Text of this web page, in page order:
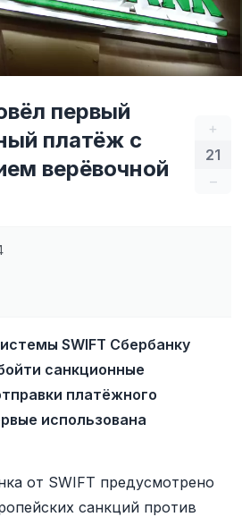
+
21
–
первый
платёж с
верёвочной
SWIFT Сбербанку
санкционные
платёжного
использована
от SWIFT предусмотрено
санкций против